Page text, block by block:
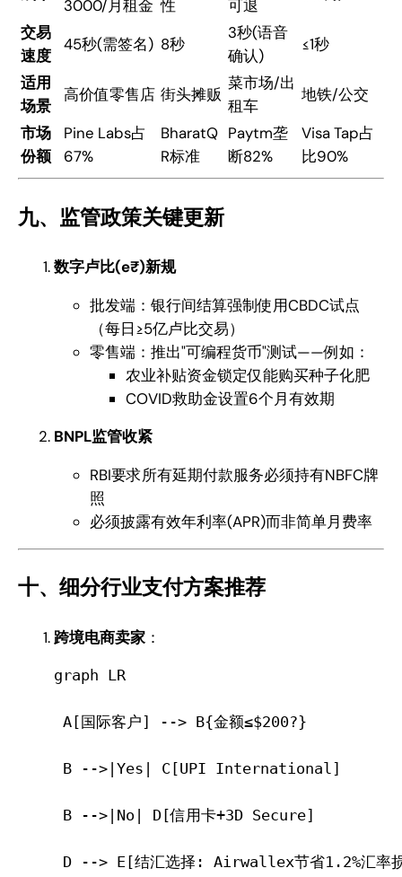
3000/月租金 性
可退
交易
速度
45秒(需签名) 8秒
3秒(语音
确认)
≤1秒
适用
场景
高价值零售店 街头摊贩
菜市场/出
租车
地铁/公交
市场
份额
Pine Labs占
67%
BharatQ
R标准
Paytm垄
断82%
Visa Tap占
比90%
九、监管政策关键更新
数字卢比(e₹)新规
批发端：银行间结算强制使用CBDC试点
（每日≥5亿卢比交易）
零售端：推出"可编程货币"测试——例如：
农业补贴资金锁定仅能购买种子化肥
COVID救助金设置6个月有效期
BNPL监管收紧
RBI要求所有延期付款服务必须持有NBFC牌
照
必须披露有效年利率(APR)而非简单月费率
十、细分行业支付方案推荐
跨境电商卖家 ：
graph LR
A[国际客户] --> B{金额≤$200?}
B -->|Yes| C[UPI International]
B -->|No| D[信用卡+3D Secure]
D --> E[结汇选择: Airwallex节省1.2%汇率